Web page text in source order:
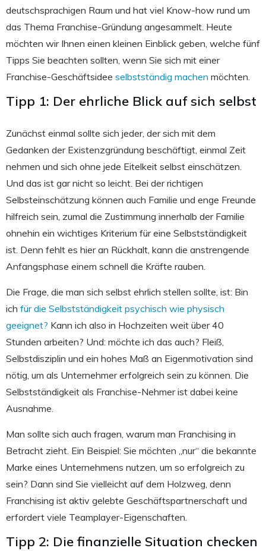
deutschsprachigen Raum und hat viel Know-how rund um
das Thema Franchise-Gründung angesammelt. Heute
möchten wir Ihnen einen kleinen Einblick geben, welche fünf
Tipps Sie beachten sollten, wenn Sie sich mit einer
Franchise-Geschäftsidee selbstständig machen möchten.
Tipp 1: Der ehrliche Blick auf sich selbst
Zunächst einmal sollte sich jeder, der sich mit dem
Gedanken der Existenzgründung beschäftigt, einmal Zeit
nehmen und sich ohne jede Eitelkeit selbst einschätzen.
Und das ist gar nicht so leicht. Bei der richtigen
Selbsteinschätzung können auch Familie und enge Freunde
hilfreich sein, zumal die Zustimmung innerhalb der Familie
ohnehin ein wichtiges Kriterium für eine Selbstständigkeit
ist. Denn fehlt es hier an Rückhalt, kann die anstrengende
Anfangsphase einem schnell die Kräfte rauben.
Die Frage, die man sich selbst ehrlich stellen sollte, ist: Bin
ich für die Selbstständigkeit psychisch wie physisch
geeignet? Kann ich also in Hochzeiten weit über 40
Stunden arbeiten? Und: möchte ich das auch? Fleiß,
Selbstdisziplin und ein hohes Maß an Eigenmotivation sind
nötig, um als Unternehmer erfolgreich sein zu können. Die
Selbstständigkeit als Franchise-Nehmer ist dabei keine
Ausnahme.
Man sollte sich auch fragen, warum man Franchising in
Betracht zieht. Ein Beispiel: Sie möchten „nur“ die bekannte
Marke eines Unternehmens nutzen, um so erfolgreich zu
sein? Dann sind Sie vielleicht auf dem Holzweg, denn
Franchising ist aktiv gelebte Geschäftspartnerschaft und
erfordert viele Teamplayer-Eigenschaften.
Tipp 2: Die finanzielle Situation checken